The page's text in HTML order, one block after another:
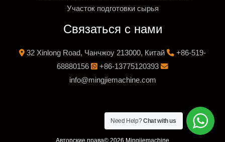
Участок подготовки сырья
Связаться с нами
32 Xinlong Road, Чанчжоу 213000, Китай
+86-519-
68880156
+86-13775120393
info@mingjiemachine.com
Авторские права© 2026 Mingjiemachine
Need Help?Chat with us